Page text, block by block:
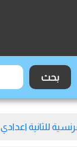
للثانية اعدادي